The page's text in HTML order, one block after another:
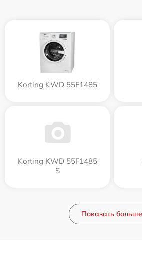
Korting KWD 55F1485
Korting KWD 55F1485
S
Показать больше